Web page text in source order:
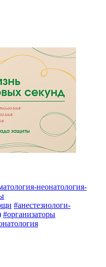
неонатология-
#анестезиологи-
#организаторы